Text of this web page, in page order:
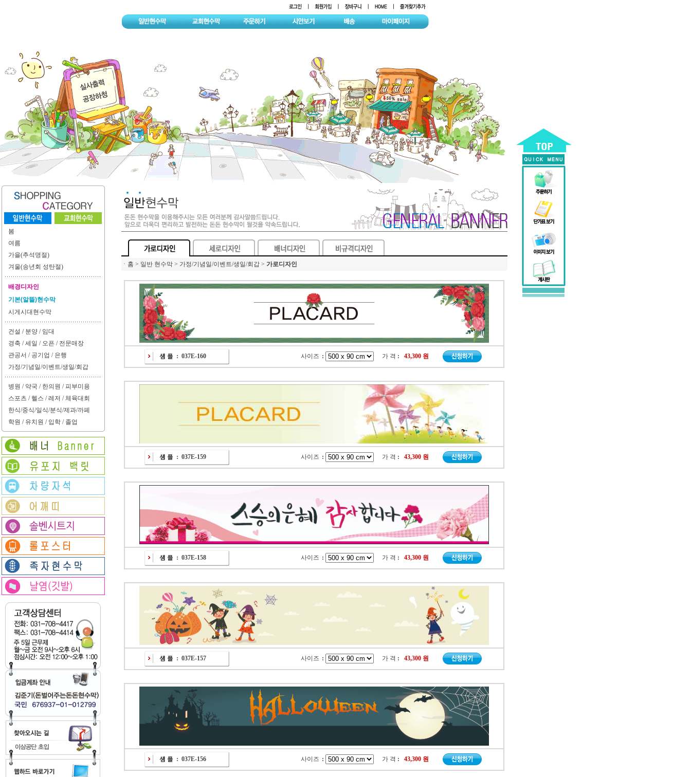
봄
여름
가을(추석명절)
겨울(송년회 성탄절)
배경디자인
기본(알뜰)현수막
시게시대현수막
건설 / 분양 / 임대
경축 / 세일 / 오픈 / 전문매장
관공서 / 공기업 / 은행
가정/기념일/이벤트/생일/회갑
병원 / 약국 / 한의원 / 피부미용
스포츠 / 헬스 / 레저 / 체육대회
한식/중식/일식/분식/제과/까페
학원 / 유치원 / 입학 / 졸업
ㆍ 홈 > 일반 현수막 > 가정/기념일/이벤트/생일/회갑 > 가로디자인
: 037E-160 사이즈 : 가 격 : 43,300 원
: 037E-159 사이즈 : 가 격 : 43,300 원
: 037E-158 사이즈 : 가 격 : 43,300 원
: 037E-157 사이즈 : 가 격 : 43,300 원
: 037E-156 사이즈 : 가 격 : 43,300 원